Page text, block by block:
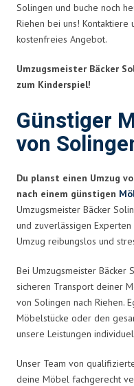
Solingen und buche noch
Riehen bei uns! Kontaktiere
kostenfreies Angebot.
Umzugsmeister Bäcker
zum Kinderspiel!
Günstiger
von
Du planst einen Umzug
nach einem günstigen
Umzugsmeister Bäcker
und zuverlässigen
Umzug reibungslos und
Bei Umzugsmeister Bäcker
sicheren Transport deiner
von Solingen nach Riehen.
Möbelstücke oder den
unsere Leistungen
Unser Team von
deine Möbel fachgerecht